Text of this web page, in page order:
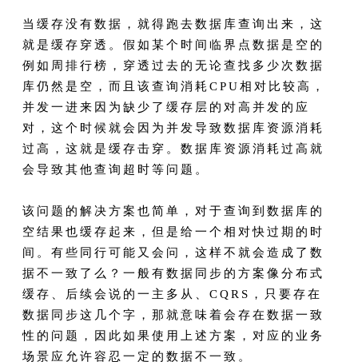
当缓存没有数据，就得跑去数据库查询出来，这
就是缓存穿透。假如某个时间临界点数据是空的
例如周排行榜，穿透过去的无论查找多少次数据
库仍然是空，而且该查询消耗CPU相对比较高，
并发一进来因为缺少了缓存层的对高并发的应
对，这个时候就会因为并发导致数据库资源消耗
过高，这就是缓存击穿。数据库资源消耗过高就
会导致其他查询超时等问题。
该问题的解决方案也简单，对于查询到数据库的
空结果也缓存起来，但是给一个相对快过期的时
间。有些同行可能又会问，这样不就会造成了数
据不一致了么？一般有数据同步的方案像分布式
缓存、后续会说的一主多从、CQRS，只要存在
数据同步这几个字，那就意味着会存在数据一致
性的问题，因此如果使用上述方案，对应的业务
场景应允许容忍一定的数据不一致。